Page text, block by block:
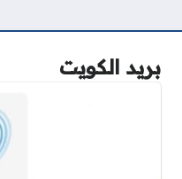
بريد الكويت